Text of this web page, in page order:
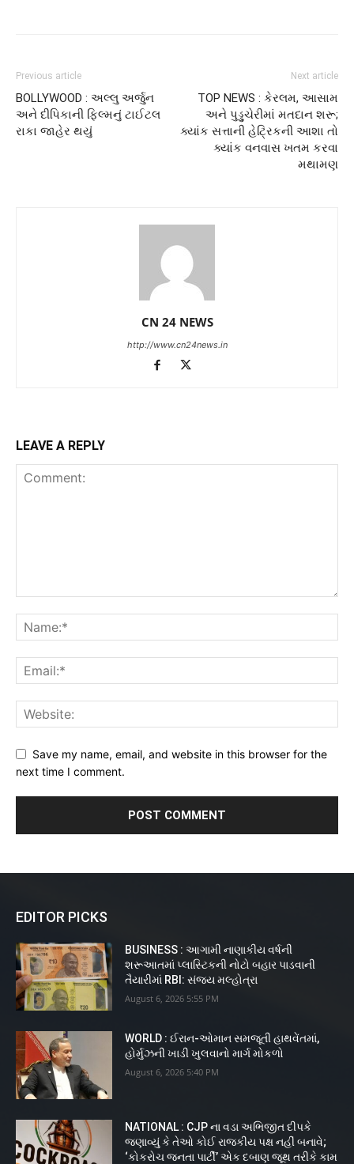
Previous article
BOLLYWOOD : અલ્લુ અર્જુન
અને દીપિકાની ફિલ્મનું ટાઈટલ
રાકા જાહેર થયુંં
Next article
TOP NEWS : કેરલમ, આસામ
અને પુડ્ડુચેરીમાં મતદાન શરૂ;
ક્યાંક સત્તાની હેટ્રિકની આશા તો
ક્યાંક વનવાસ ખતમ કરવા
મથામણ
CN 24 NEWS
http://www.cn24news.in
LEAVE A REPLY
Save my name, email, and website in this browser for the
next time I comment.
EDITOR PICKS
BUSINESS : આગામી નાણાકીય વર્ષની
શરૂઆતમાં પ્લાસ્ટિકની નોટો બહાર પાડવાની
તૈયારીમાં RBI: સંજય મલ્હોત્રા
August 6, 2026 5:55 PM
WORLD : ઈરાન-ઓમાન સમજૂતી હાથવેંતમાં,
હોર્મુઝની ખાડી ખુલવાનો માર્ગ મોકળો
August 6, 2026 5:40 PM
NATIONAL : CJP ના વડા અભિજીત દીપકે
જણાવ્યું કે તેઓ કોઈ રાજકીય પક્ષ નહીં બનાવે;
‘કોકરોચ જનતા પાર્ટી’ એક દબાણ જૂથ તરીકે કામ